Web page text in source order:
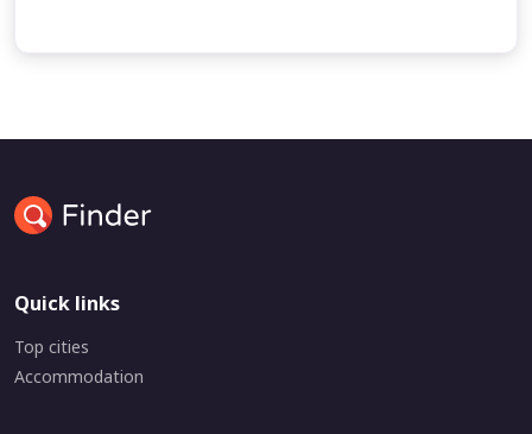
Quick links
Top cities
Accommodation